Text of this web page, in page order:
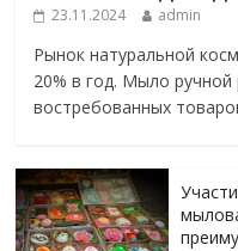
23.11.2024 admin
Рынок натуральной
20% в год. Мыло
востребованных